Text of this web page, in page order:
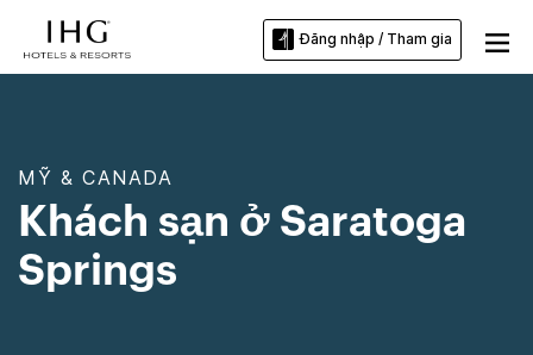
Đăng nhập / Tham gia
MỸ & CANADA
Khách sạn ở Saratoga
Springs